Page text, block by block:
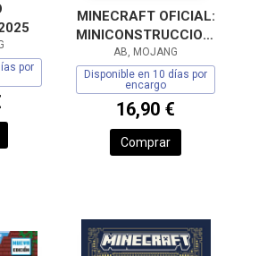
por
MINECRAFT OFICIAL:
MINICONSTRUCCIONES
ASOMBROSAS
AB, MOJANG
Disponible en 10 días por
encargo
16,90 €
Comprar